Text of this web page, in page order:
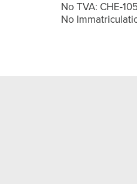
No TVA: CHE-
No